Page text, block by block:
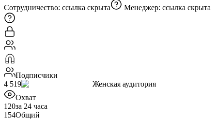
Сотрудничество: ссылка скрыта Менеджер: ссылка скрыта
Подписчики
4 519
Женская аудитория
Охват
120за 24 часа
154Общий